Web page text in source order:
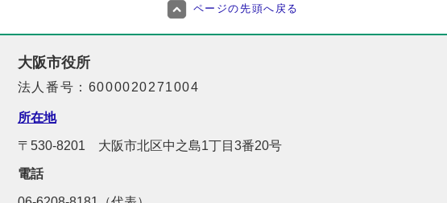
ページの先頭へ戻る
大阪市役所
法人番号：6000020271004
所在地
〒530-8201 大阪市北区中之島1丁目3番20号
電話